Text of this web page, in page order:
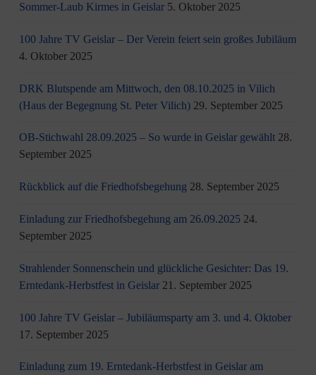
Sommer-Laub Kirmes in Geislar 5. Oktober 2025
100 Jahre TV Geislar – Der Verein feiert sein großes Jubiläum
4. Oktober 2025
DRK Blutspende am Mittwoch, den 08.10.2025 in Vilich
(Haus der Begegnung St. Peter Vilich) 29. September 2025
OB-Stichwahl 28.09.2025 – So wurde in Geislar gewählt 28.
September 2025
Rückblick auf die Friedhofsbegehung 28. September 2025
Einladung zur Friedhofsbegehung am 26.09.2025 24.
September 2025
Strahlender Sonnenschein und glückliche Gesichter: Das 19.
Erntedank-Herbstfest in Geislar 21. September 2025
100 Jahre TV Geislar – Jubiläumsparty am 3. und 4. Oktober
17. September 2025
Einladung zum 19. Erntedank-Herbstfest in Geislar am